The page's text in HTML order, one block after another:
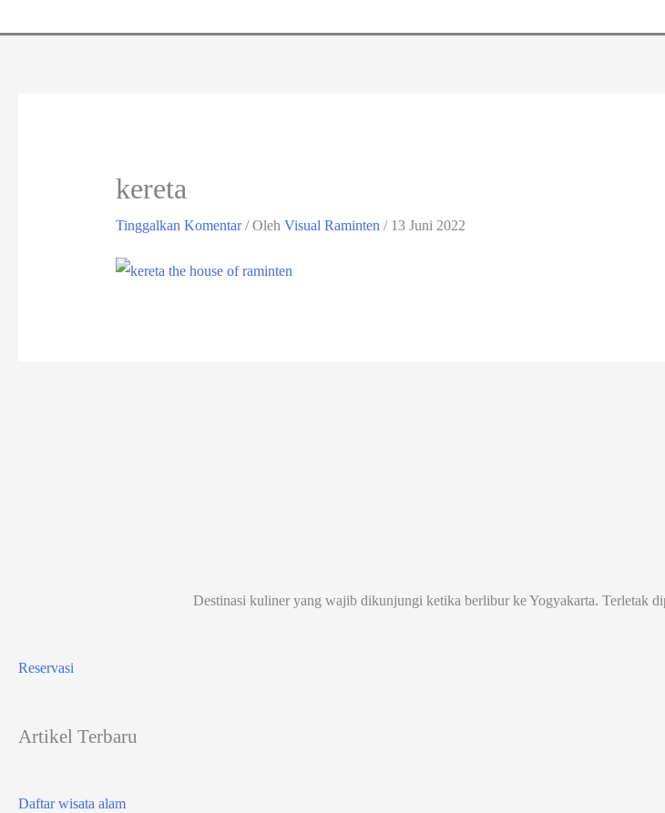
kereta
Tinggalkan Komentar / Oleh Visual Raminten / 13 Juni 2022
Destinasi kuliner yang wajib dikunjungi ketika berlibur ke Yogyakarta. Terletak
Reservasi
Artikel Terbaru
Daftar wisata alam